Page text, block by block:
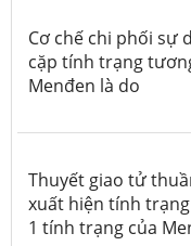
Cơ chế chi phối sự
cặp tính trạng
Menđen là do
Thuyết giao tử
xuất hiện tính
1 tính trạng của